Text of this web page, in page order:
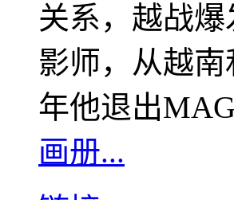
关系，越战
影师，从越
年他退出
画册...